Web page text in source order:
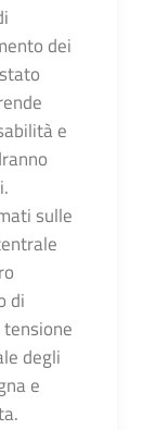
dei
e
sulle
di
degli
e